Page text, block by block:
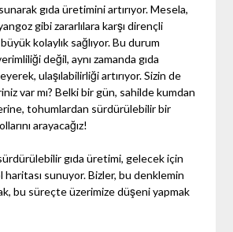
gıda üretimini artırıyor. Mesela,
gibi zararlılara karşı dirençli
kolaylık sağlıyor. Bu durum
değil, aynı zamanda gıda
ulaşılabilirliği artırıyor. Sizin de
var mı? Belki bir gün, sahilde kumdan
tohumlardan sürdürülebilir bir
arayacağız!
gıda üretimi, gelecek için
sunuyor. Bizler, bu denklemin
bu süreçte üzerimize düşeni yapmak